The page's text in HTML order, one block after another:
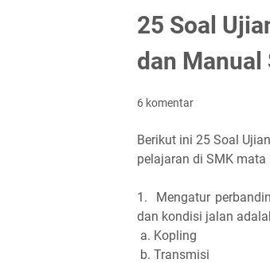
25 Soal
dan
6 komentar
Berikut ini 25 Soal
pelajaran di SMK
1.
Mengatur
dan kondisi jalan
a. Kopling
b. Transmisi